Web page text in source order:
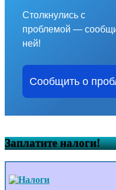
Столкнулись с
проблемой —
ней!
Сообщить о
Заплатите налоги!